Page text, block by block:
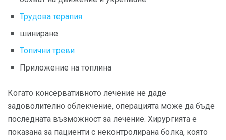
Трудова терапия
шиниране
Топични треви
Приложение на топлина
Когато консервативното лечение не даде
задоволително облекчение, операцията може да бъде
последната възможност за лечение. Хирургията е
показана за пациенти с неконтролирана болка, която